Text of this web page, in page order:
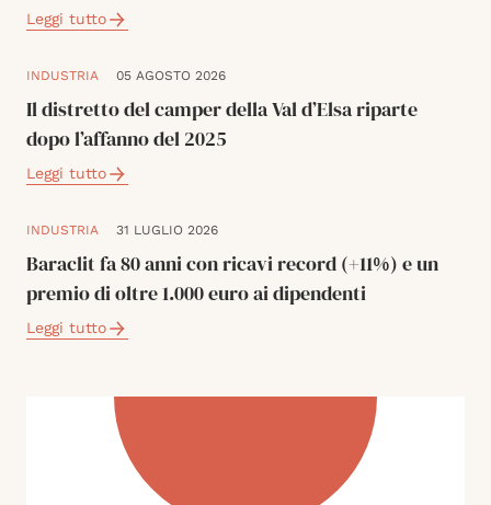
Leggi tutto
INDUSTRIA 05 AGOSTO 2026
Il distretto del camper della Val d’Elsa riparte
dopo l’affanno del 2025
Leggi tutto
INDUSTRIA 31 LUGLIO 2026
Baraclit fa 80 anni con ricavi record (+11%) e un
premio di oltre 1.000 euro ai dipendenti
Leggi tutto